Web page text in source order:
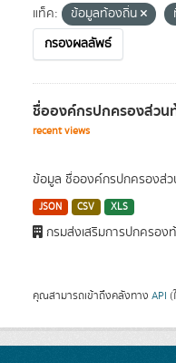
แท็ค:
ข้อมูลท้องถิ่น
กรองผลลัพธ์
ชื่อองค์กรปกครองส่วน
recent views
ข้อมูล ชื่อองค์กรปกครองส่
JSON CSV XLS
กรมส่งเสริมการปกครอง
คุณสามารถเข้าถึงคลังทาง API (